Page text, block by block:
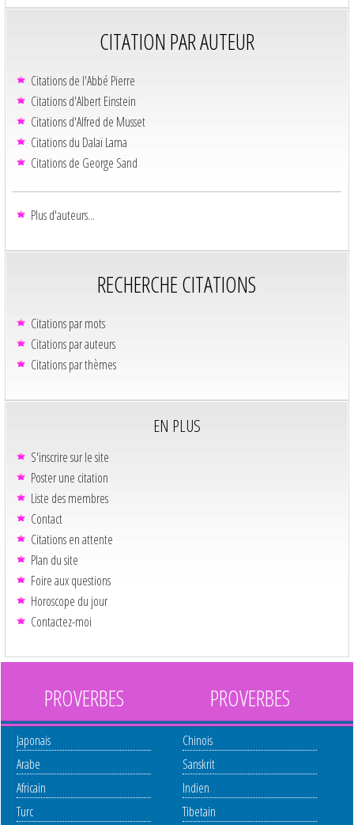
CITATION PAR AUTEUR
Citations de l'Abbé Pierre
Citations d'Albert Einstein
Citations d'Alfred de Musset
Citations du Dalaï Lama
Citations de George Sand
Plus d'auteurs...
RECHERCHE CITATIONS
Citations par mots
Citations par auteurs
Citations par thèmes
EN PLUS
S'inscrire sur le site
Poster une citation
Liste des membres
Contact
Citations en attente
Plan du site
Foire aux questions
Horoscope du jour
Contactez-moi
PROVERBES
Japonais
Arabe
Africain
Turc
PROVERBES
Chinois
Sanskrit
Indien
Tibetain